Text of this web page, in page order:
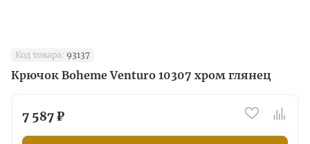
Код товара: 93137
Крючок Boheme Venturo 10307 хром глянец
7 587 ₽